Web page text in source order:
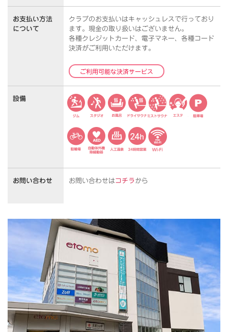
お支払い方法
について
クラブのお支払いはキャッシュレスで行っており
ます。 現金の取り扱いはございません。
各種クレジットカード、電子マネー、各種コード
決済がご利用いただけます。
ご利用可能な決済サービス
設備
お問い合わせ お問い合わせはコチラから